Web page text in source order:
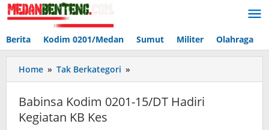
Lewati
ke
Berita Kodim 0201/Medan Sumut Militer Olahraga
Home » Tak Berkategori »
Kodim
15/DT
Babinsa Kodim 0201-15/DT Hadiri
Kegiatan KB Kes